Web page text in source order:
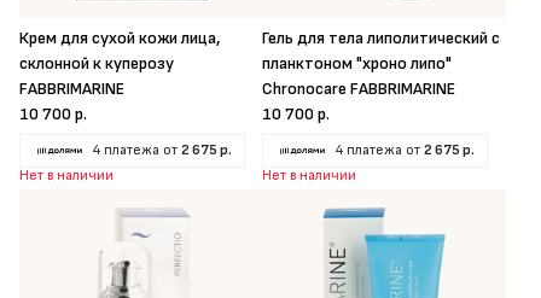
Крем для сухой кожи лица,
склонной к куперозу
FABBRIMARINE
10 700 р.
4 платежа от 2 675 р.
Нет в наличии
Гель для тела липолитический с
планктоном "хроно липо"
Chronocare FABBRIMARINE
10 700 р.
4 платежа от 2 675 р.
Нет в наличии